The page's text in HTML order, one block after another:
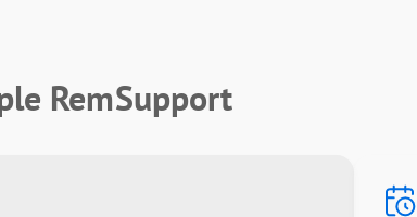
RemSupport